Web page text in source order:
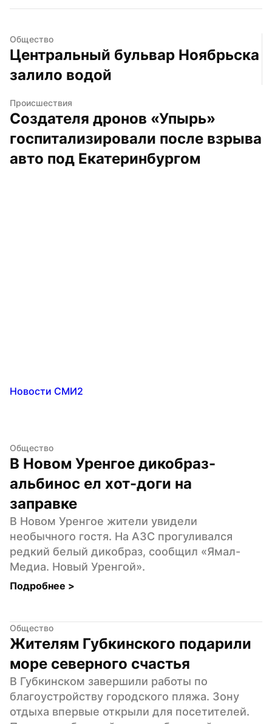
Общество
Центральный бульвар Ноябрьска
залило водой
Происшествия
Создателя дронов «Упырь»
госпитализировали после взрыва
авто под Екатеринбургом
Новости СМИ2
Общество
В Новом Уренгое дикобраз-
альбинос ел хот-доги на
заправке
В Новом Уренгое жители увидели
необычного гостя. На АЗС прогуливался
редкий белый дикобраз, сообщил «Ямал-
Медиа. Новый Уренгой».
Подробнее >
Общество
Жителям Губкинского подарили
море северного счастья
В Губкинском завершили работы по
благоустройству городского пляжа. Зону
отдыха впервые открыли для посетителей.